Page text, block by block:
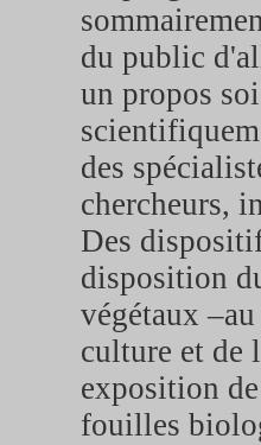
du public
un propos
des
chercheurs,
Des
disposition
végétaux
culture et de
exposition
fouilles